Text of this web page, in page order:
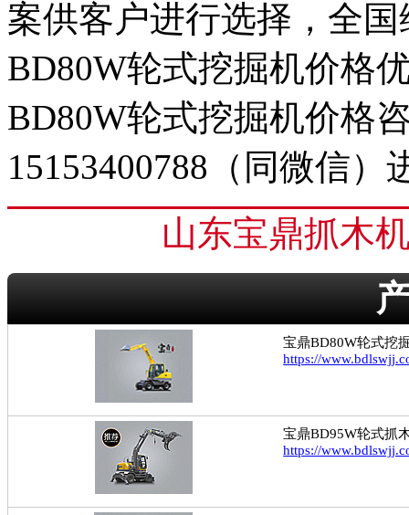
案供客户进行选择，全
BD80W轮式挖掘机价格
BD80W轮式挖掘机价格
15153400788（同微信）
山东宝鼎抓木
宝鼎BD80W轮式挖
https://
宝鼎BD95W轮式抓
https://